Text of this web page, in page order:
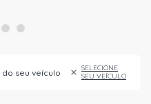
3 4
do seu veículo
SELECIONE
SEU VEÍCULO